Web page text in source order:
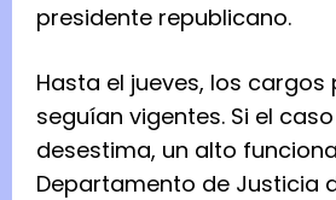
presidente republicano.
Hasta el jueves, los cargos
seguían vigentes. Si el
desestima, un alto
Departamento de Justicia